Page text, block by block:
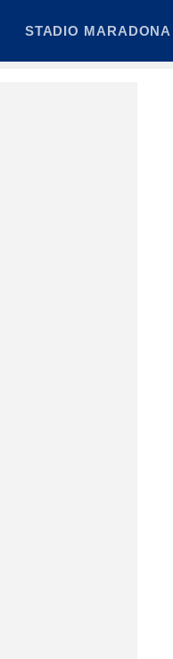
STADIO MARADONA